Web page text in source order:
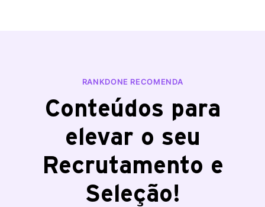
RANKDONE RECOMENDA
Conteúdos para
elevar o seu
Recrutamento e
Seleção!